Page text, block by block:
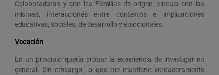
Colaboradoras y con las Familias de origen, vínculo con las
mismas, interacciones entre contextos e implicaciones
educativas, sociales, de desarrollo y emocionales.
Vocación
En un principio quería probar la experiencia de investigar en
general. Sin embargo, lo que me mantiene verdaderamente